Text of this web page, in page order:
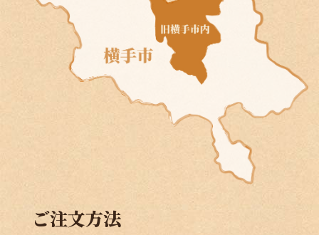
ご注文方法